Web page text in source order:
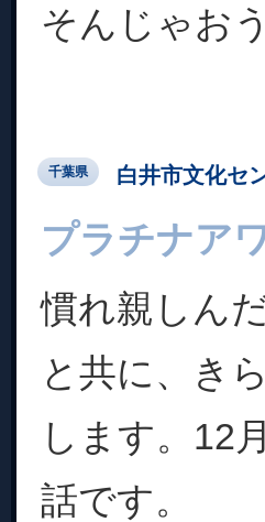
そんじゃお
千葉県 白井市文化セ
プラチナア
慣れ親しん
と共に、き
します。12
話です。